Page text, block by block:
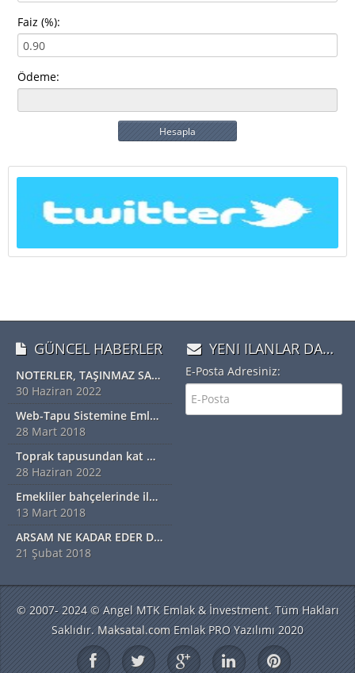
Faiz (%):
Ödeme:
Hesapla
GÜNCEL HABERLER
NOTERLER, TAŞINMAZ SATIŞ VAADİ SÖZLEŞMESİ YAPABİLECEK
30 Haziran 2022
Web-Tapu Sistemine Emlakçılar da Eklendi
28 Mart 2018
Toprak tapusundan kat mülkiyetine geçiş nasıl olur?
28 Haziran 2022
Emekliler bahçelerinde ilk hasadı yaptı
13 Mart 2018
ARSAM NE KADAR EDER DİYORSANIZ EXSPER İÇİN BİZİ ARAYINIZ...!!!!!
21 Şubat 2018
YENI ILANLAR DAN HABERDAR OLMAK IÇIN ÜYE OLUN
E-Posta Adresiniz:
© 2007- 2024 © Angel MTK Emlak & İnvestment. Tüm Hakları
Saklıdır.Maksatal.comEmlak PRO Yazılımı 2020